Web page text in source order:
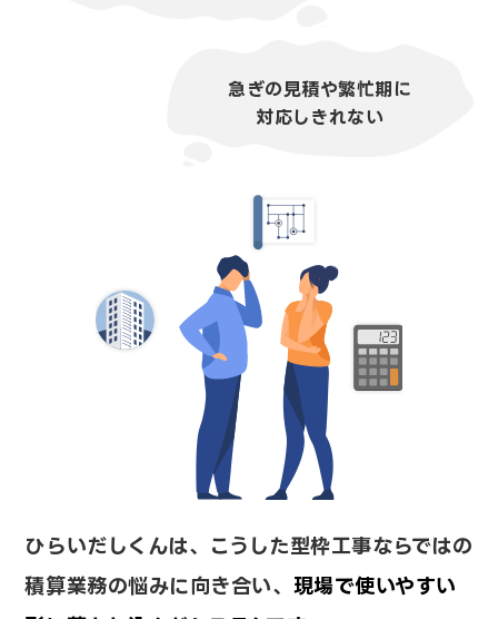
急ぎの見積や繁忙期に
対応しきれない
ひらいだしくんは、こうした型枠工事ならではの
積算業務の悩みに向き合い、 現場で使いやすい